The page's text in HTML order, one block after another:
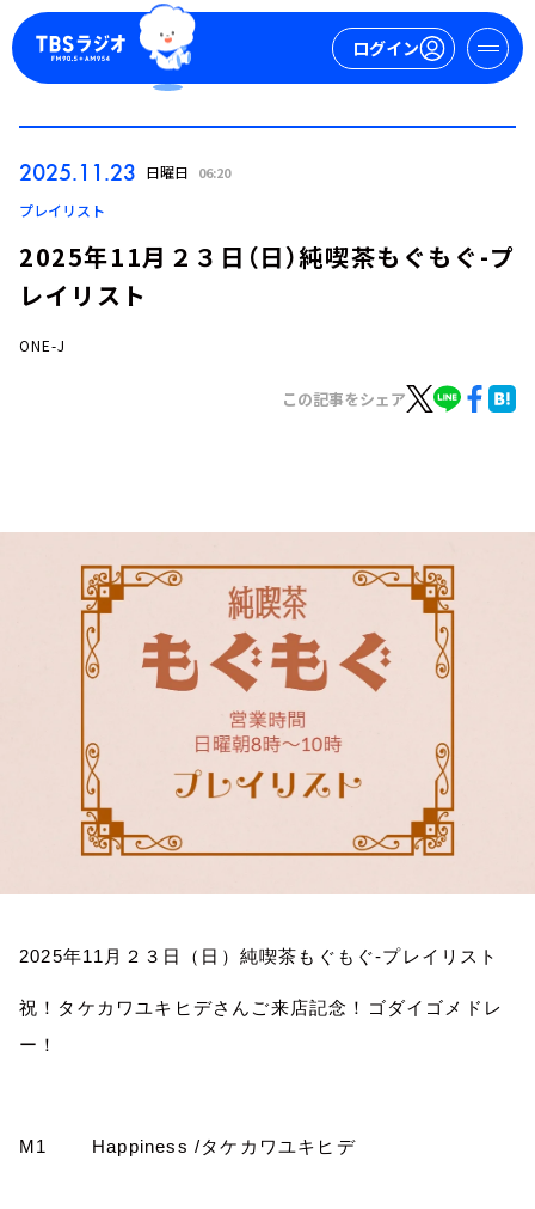
ログイン
イベント・グッズ
YouTube
会社情報
2025.11.23 日曜日 06:20
プレイリスト
2025年11月２３日（日）純喫茶もぐもぐ-プ
レイリスト
ONE-J
この記事をシェア
2025年11 月２３日（日）純喫茶もぐもぐ-プレイリスト
祝！タケカワユキヒデさんご来店記念！ゴダイゴメドレ
ー！
M1 Happiness /タケカワユキヒデ